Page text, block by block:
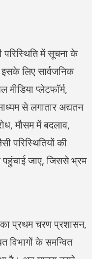
परिस्थिति में सूचना के
लिए सार्वजनिक
प्लेटफॉर्म,
से लगातार अद्यतन
मौसम में बदलाव,
परिस्थितियों की
पहुंचाई जाए, जिससे भ्रम
का प्रथम चरण प्रशासन,
विभागों के समन्वित